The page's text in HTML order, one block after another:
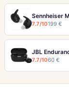
7.7/10199 €
7.7/1060 €